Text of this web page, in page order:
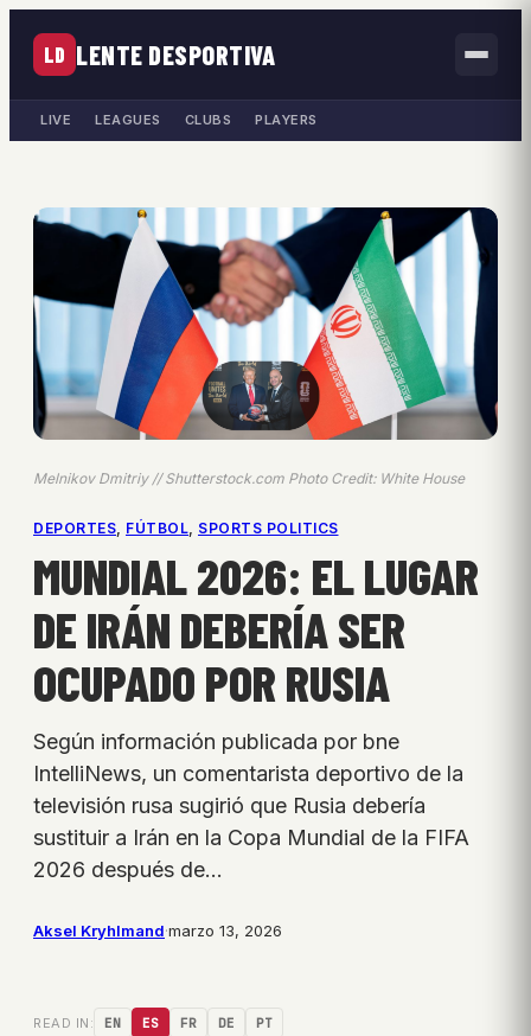
LD LENTE DESPORTIVA
LIVE LEAGUES CLUBS PLAYERS
Melnikov Dmitriy // Shutterstock.com Photo Credit: White House
DEPORTES, FÚTBOL, SPORTS POLITICS
MUNDIAL 2026: EL LUGAR
DE IRÁN DEBERÍA SER
OCUPADO POR RUSIA
Según información publicada por bne
IntelliNews, un comentarista deportivo de la
televisión rusa sugirió que Rusia debería
sustituir a Irán en la Copa Mundial de la FIFA
2026 después de…
Aksel Kryhlmand·marzo 13, 2026
READ IN: EN ES FR DE PT